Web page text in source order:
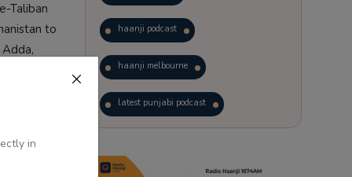
in
Taliban
to
TTP
haanji podcast
haanji melbourne
latest punjabi podcast